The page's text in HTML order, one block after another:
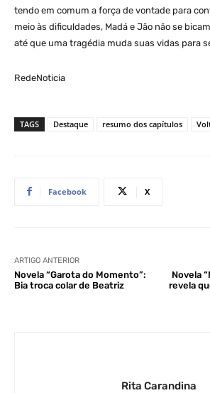
tendo em comum a força de vontade para
meio às dificuldades, Madá e Jão não se
até que uma tragédia muda suas vidas para
RedeNoticia
TAGS Destaque resumo dos capítulos
Facebook X
ARTIGO ANTERIOR
Novela “Garota do Momento”:
Bia troca colar de Beatriz
Novela
revela
Rita Carandina